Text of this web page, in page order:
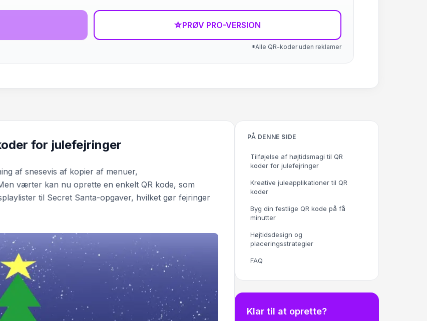
☆PRØV PRO-VERSION
*Alle QR-koder uden reklamer
for julefejringer
af snesevis af kopier af menuer,
værter kan nu oprette en enkelt QR kode, som
til Secret Santa-opgaver, hvilket gør fejringer
PÅ DENNE SIDE
Tilføjelse af højtidsmagi til QR
koder for julefejringer
Kreative juleapplikationer til QR
koder
Byg din festlige QR kode på få
minutter
Højtidsdesign og
placeringsstrategier
FAQ
Klar til at oprette?